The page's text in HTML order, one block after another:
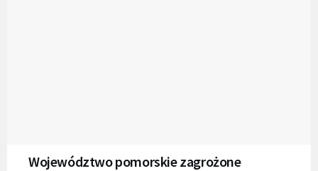
Województwo pomorskie zagrożone